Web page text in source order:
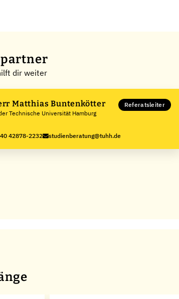
dir weiter
Herr Matthias Buntenkötter
Technische Universität Hamburg
Referatsleiter
42878-2232 studienberatung@tuhh.de